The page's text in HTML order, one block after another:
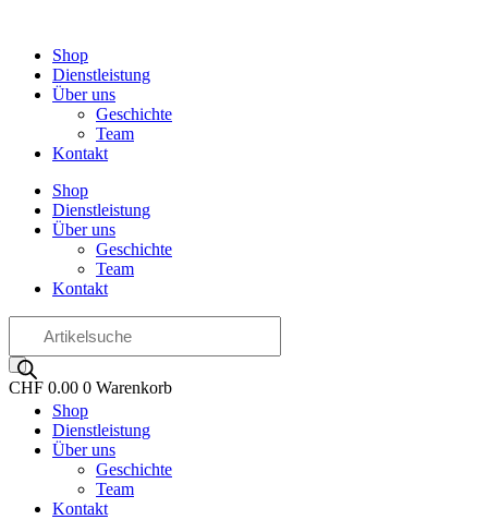
wechselnShop
Dienstleistung
Über uns
Geschichte
Team
Kontakt
Shop
Dienstleistung
Über uns
Geschichte
Team
Kontakt
search
CHF 0.00 0 Warenkorb
OO
Shop
Dienstleistung
Über uns
Geschichte
Team
Kontakt